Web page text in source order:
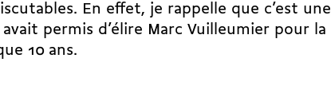
En effet, je rappelle que c’est une
permis d’élire Marc Vuilleumier pour la
10 ans.